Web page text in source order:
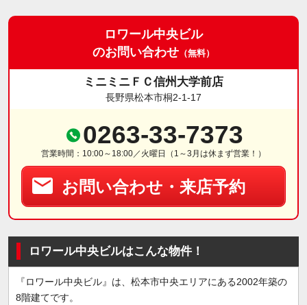
ロワール中央ビル
のお問い合わせ （無料）
ミニミニＦＣ信州大学前店
長野県松本市桐2-1-17
0263-33-7373
営業時間：10:00～18:00／火曜日（1～3月は休まず営業！）
お問い合わせ・来店予約
ロワール中央ビルはこんな物件！
『ロワール中央ビル』は、松本市中央エリアにある2002年築の
8階建てです。